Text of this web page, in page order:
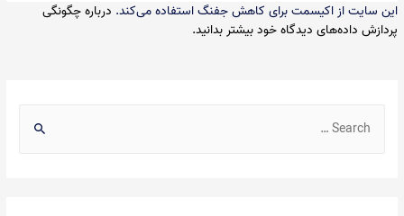
این سایت از اکیسمت برای کاهش جفنگ استفاده می‌کند. درباره چگونگی
پردازش داده‌های دیدگاه خود بیشتر بدانید.